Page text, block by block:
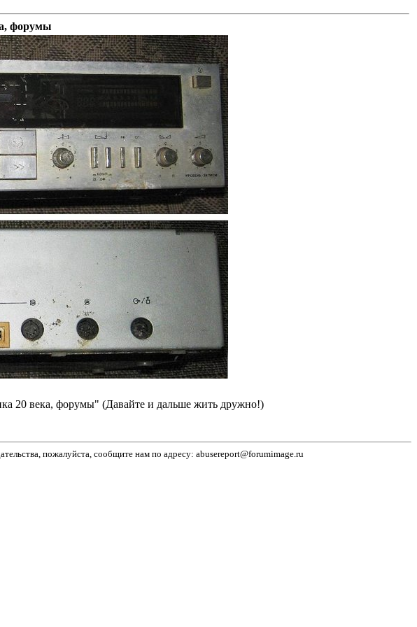
форумы
20 века, форумы" (Давайте и дальше жить дружно!)
пожалуйста, сообщите нам по адресу: abusereport@forumimage.ru